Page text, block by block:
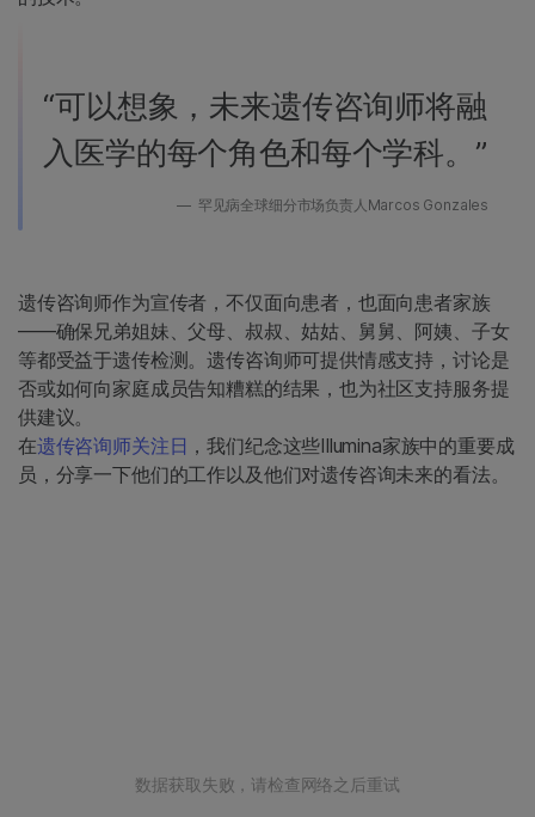
“可以想象，未来遗传咨询师将融
入医学的每个角色和每个学科。”
罕见病全球细分市场负责人Marcos Gonzales
遗传咨询师作为宣传者，不仅面向患者，也面向患者家族
——确保兄弟姐妹、父母、叔叔、姑姑、舅舅、阿姨、子女
等都受益于遗传检测。遗传咨询师可提供情感支持，讨论是
否或如何向家庭成员告知糟糕的结果，也为社区支持服务提
供建议。
在遗传咨询师关注日 ，我们纪念这些Illumina家族中的重要成
员，分享一下他们的工作以及他们对遗传咨询未来的看法。
数据获取失败，请检查网络之后重试